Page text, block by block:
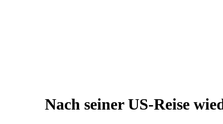
Nach seiner US-Reise